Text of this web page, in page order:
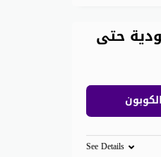
حتى
See Details